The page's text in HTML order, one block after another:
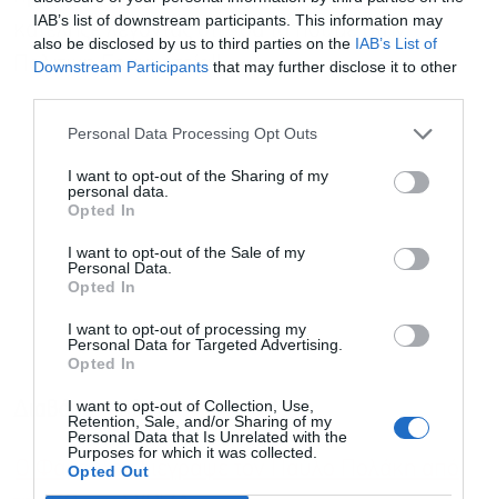
IAB’s list of downstream participants. This information may
also be disclosed by us to third parties on the IAB’s List of
Downstream Participants that may further disclose it to other
Personal Data Processing Opt Outs
I want to opt-out of the Sharing of my
personal data.
Opted In
I want to opt-out of the Sale of my
Personal Data.
Opted In
I want to opt-out of processing my
Personal Data for Targeted Advertising.
Opted In
I want to opt-out of Collection, Use,
Retention, Sale, and/or Sharing of my
Personal Data that Is Unrelated with the
Purposes for which it was collected.
Opted Out
κατέληξε λέγοντας ότι «θα τα πούμε στην
Πολιτικη Γραμματεία!!»
Διαβάστε επίσης
Ο Φάμελλος διέγραψε τον Παύλο Πολάκη από
Εγγραφή στο
και την πολιτική απορρήτου